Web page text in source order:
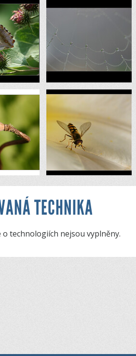
TECHNIKA
o technologiích nejsou vyplněny.